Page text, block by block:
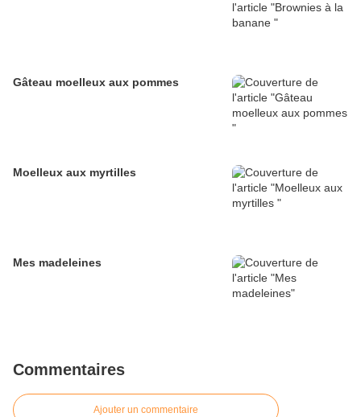
Gâteau moelleux aux pommes
Moelleux aux myrtilles
Mes madeleines
Commentaires
Ajouter un commentaire